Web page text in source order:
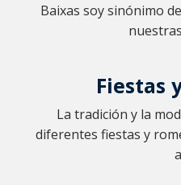
Baixas soy sinónimo
Fiestas
La tradición y la
diferentes fiestas y